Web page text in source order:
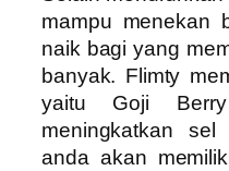
mampu menekan
naik bagi yang
banyak. Flimty
yaitu Goji
meningkatkan
anda akan